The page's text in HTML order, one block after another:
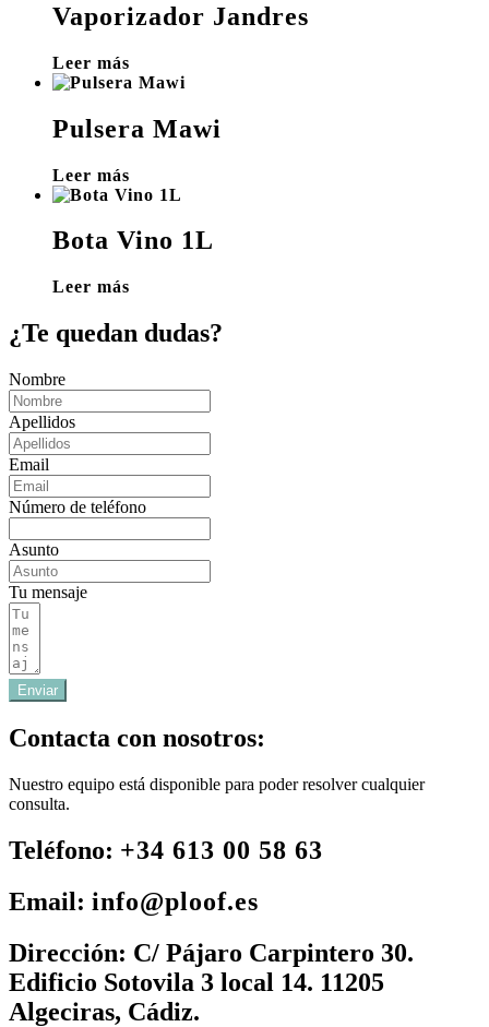
Vaporizador Jandres
Leer más
Pulsera Mawi
Leer más
Bota Vino 1L
Leer más
¿Te quedan dudas?
Nombre
Apellidos
Email
Número de teléfono
Asunto
Tu mensaje
Enviar
Contacta con nosotros:
Nuestro equipo está disponible para poder resolver cualquier
consulta.
Teléfono: +34 613 00 58 63
Email: info@ploof.es
Dirección: C/ Pájaro Carpintero 30.
Edificio Sotovila 3 local 14. 11205
Algeciras, Cádiz.